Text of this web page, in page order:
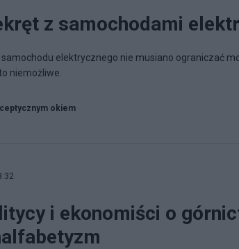
z samochodami
elektrycznego nie musiano ograniczać
niemożliwe.
okiem
i ekonomiści o